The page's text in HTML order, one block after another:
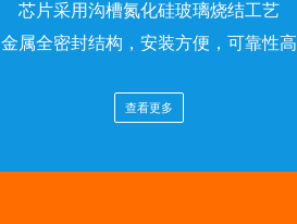
芯片采用沟槽氮化硅玻璃烧结工艺
金属全密封结构，安装方便，可靠性高
查看更多